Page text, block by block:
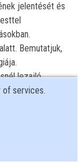
jelentését és
Bemutatjuk,
lezajló
energia
tudnak
testek
kapcsolódik,
of services.